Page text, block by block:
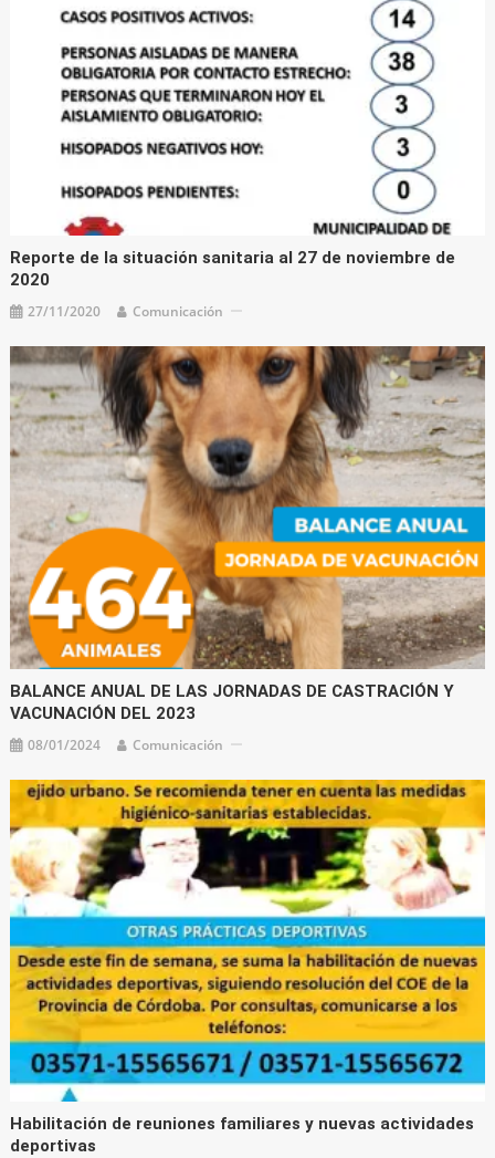
Reporte de la situación sanitaria al 27 de noviembre de
2020
27/11/2020 Comunicación
BALANCE ANUAL DE LAS JORNADAS DE CASTRACIÓN Y
VACUNACIÓN DEL 2023
08/01/2024 Comunicación
Habilitación de reuniones familiares y nuevas actividades
deportivas